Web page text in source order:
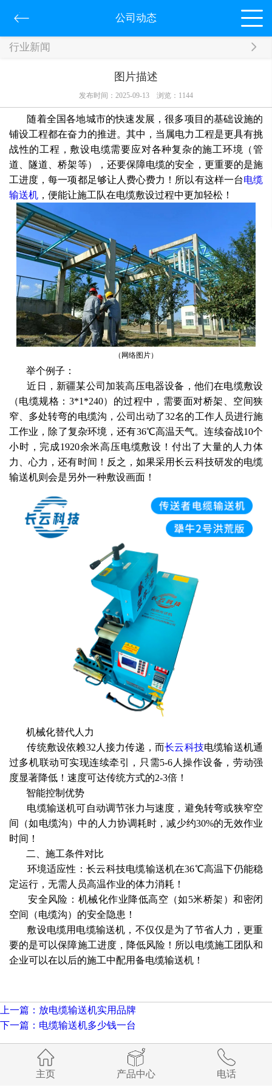
公司动态
行业新闻
图片描述
发布时间：2025-09-13 浏览： 1144
随着全国各地城市的快速发展，很多项目的基础设施的
铺设工程都在奋力的推进。其中，当属电力工程是更具有挑
战性的工程，敷设电缆需要应对各种复杂的施工环境（管
道、隧道、桥架等），还要保障电缆的安全，更重要的是施
工进度，每一项都足够让人费心费力！所以有这样一台电缆
输送机，便能让施工队在电缆敷设过程中更加轻松！
（网络图片）
举个例子：
近日，新疆某公司加装高压电器设备，他们在电缆敷设
（电缆规格：3*1*240）的过程中，需要面对桥架、空间狭
窄、多处转弯的电缆沟，公司出动了32名的工作人员进行施
工作业，除了复杂环境，还有36℃高温天气。连续奋战10个
小时，完成1920余米高压电缆敷设！付出了大量的人力体
力、心力，还有时间！反之，如果采用长云科技研发的电缆
输送机则会是另外一种敷设画面！
‌ 机械化替代人力‌
传统敷设依赖32人接力传递，而长云科技电缆输送机通
过多机联动可实现连续牵引，只需5-6人操作设备，劳动强
度显著降低！速度可达传统方式的2-3倍‌！
‌ 智能控制优势‌
电缆输送机可自动调节张力与速度，避免转弯或狭窄空
间（如电缆沟）中的人力协调耗时，减少约30%的无效作业
时间‌！
二、施工条件对比
‌ 环境适应性‌：长云科技电缆输送机在36℃高温下仍能稳
定运行，无需人员高温作业的体力消耗！
‌ 安全风险‌：机械化作业降低高空（如5米桥架）和密闭
空间（电缆沟）的安全隐患‌！
敷设电缆用电缆输送机，不仅仅是为了节省人力，更重
要的是可以保障施工进度，降低风险！所以电缆施工团队和
企业可以在以后的施工中配用备电缆输送机！
上一篇：放电缆输送机实用品牌
下一篇：电缆输送机多少钱一台
返回列表
主页 产品中心 电话